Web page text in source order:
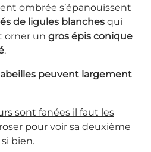
ombrée s’épanouissent
de ligules blanches qui
orner un gros épis conique
.
peuvent largement
sont fanées il faut les
pour voir sa deuxième
bien.